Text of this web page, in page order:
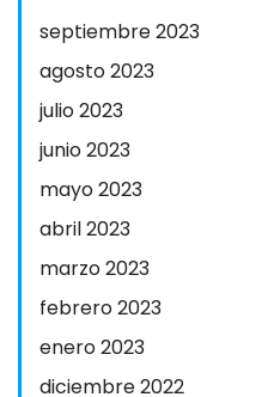
septiembre 2023
agosto 2023
julio 2023
junio 2023
mayo 2023
abril 2023
marzo 2023
febrero 2023
enero 2023
diciembre 2022